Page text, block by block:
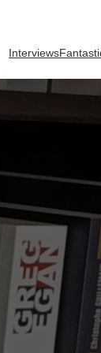
Interviews